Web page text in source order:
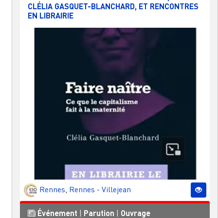
CLÉLIA GASQUET-BLANCHARD, ET RENCONTRES
EN LIBRAIRIE
Rennes, Rennes - Villejean
Événement Parution Ouvrage